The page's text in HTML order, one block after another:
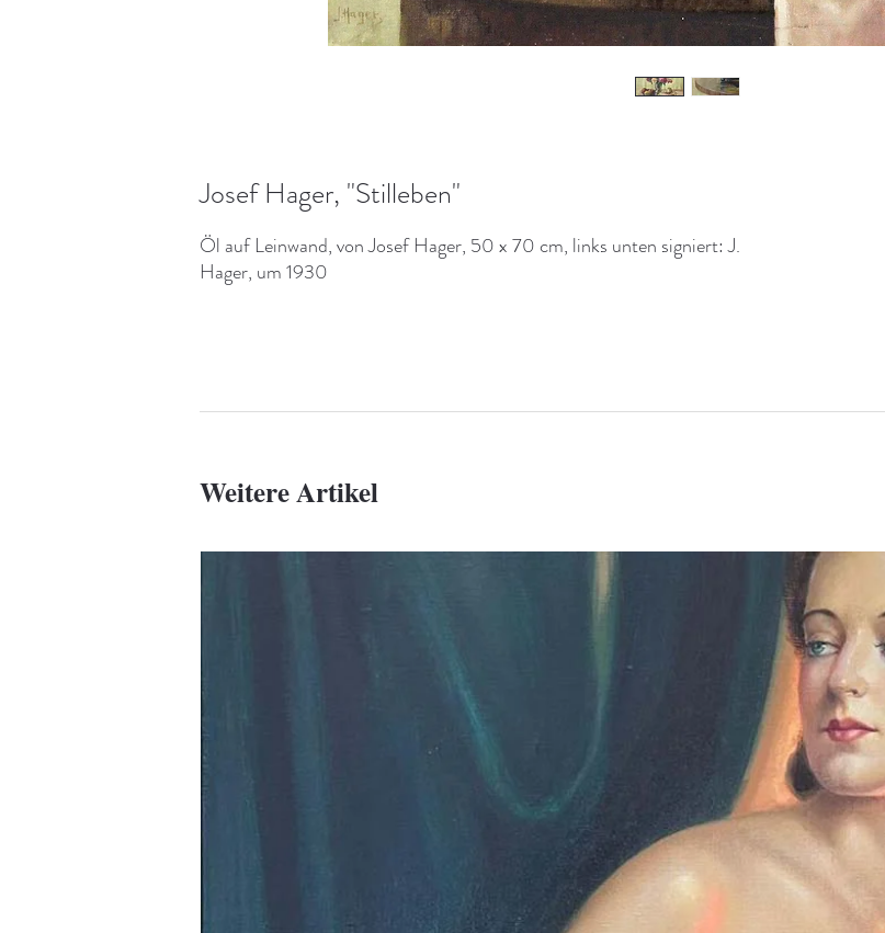
Josef Hager, "Stilleben"
Öl auf Leinwand, von Josef Hager, 50 x 70 cm, links unten signiert: J.
Hager, um 1930
Weitere Artikel